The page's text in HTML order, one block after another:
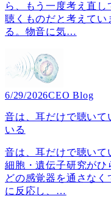
ら、もう一度考え直
聴くものだと考えてい
る。物音に気…
6/29/2026CEO Blog
音は、耳だけで聴い
いる
音は、耳だけで聴い
細胞・遺伝子研究がひ
どの感覚器を通さな
に反応し、 …